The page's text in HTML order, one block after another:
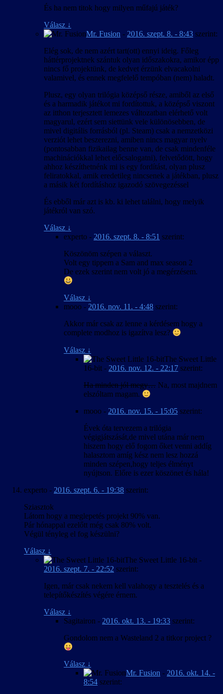
És ha nem titok hogy milyen műfajú játék?
Válasz ↓
Mr. Fusion - 2016. szept. 8. - 8:43 szerint:
Elég sok, de nem azért tart(ott) ennyi ideig. Főleg
háttérprojektnek szántuk olyan időszakokra, amikor épp
nincs fő projektünk, de kedvet érzünk elvacakolni
valamivel, és ennek megfelelő tempóban (nem) haladt.
Plusz, egy olyan trilógia középső része, amiből az első
és a harmadik játékot mi fordítottuk, a középső viszont
az itthon terjesztett lemezes változatban elérhető volt
magyarul, ezért sem siettünk vele különösebben, de
mivel digitális forrásból (pl. Steam) csak a nemzetközi
verziót lehet beszerezni, amiben nincs magyar nyelv
(pontosabban fizikailag benne van, de csak mindenféle
machinációkkal lehet előcsalogatni), felvetődött, hogy
ahhoz készíthetnénk mi is egy fordítást, olyan plusz
feliratokkal, amik eredetileg nincsenek a játékban, plusz
a másik két fordításhoz igazodó szövegezéssel
És ebből már azt is kb. ki lehet találni, hogy melyik
játékról van szó.
Válasz ↓
experto - 2016. szept. 8. - 8:51 szerint:
Köszönöm szépen a választ.
Volt egy tippem a Sam and max season 2
De ezek szerint nem volt jó a megérzésem.
Válasz ↓
mooo - 2016. nov. 11. - 4:48 szerint:
Akkor már csak az lenne a kérdésem hogy a
complete modhoz is igazítva lesz?
Válasz ↓
The Sweet Little
16-bit - 2016. nov. 12. - 22:17 szerint:
Ha minden jól megy… Na, most majdnem
elszóltam magam.
mooo - 2016. nov. 15. - 15:05 szerint:
Évek óta tervezem a trilógia
végigjátszását,de mivel utána már nem
hiszem hogy elő fogom őket venni addíg
halasztom amíg kész nem lesz hozzá
minden szépen,hogy teljes élményt
nyújtson. Előre is ezer köszönet és hála!
experto - 2016. szept. 6. - 19:38 szerint:
Sziasztok
Látom hogy a meglepetés projekt 90% van.
Pár hónappal ezelőtt még csak 80% volt.
Végül tényleg el fog készülni?
Válasz ↓
The Sweet Little 16-bit -
2016. szept. 7. - 22:52 szerint:
Igen, már csak nekem kell valahogy a tesztelés és a
telepítőkészítés végére érnem.
Válasz ↓
Sagitairon - 2016. okt. 13. - 19:33 szerint:
Gondolom nem a Wasteland 2 a titkor project ?
Válasz ↓
Mr. Fusion - 2016. okt. 14. -
8:54 szerint: